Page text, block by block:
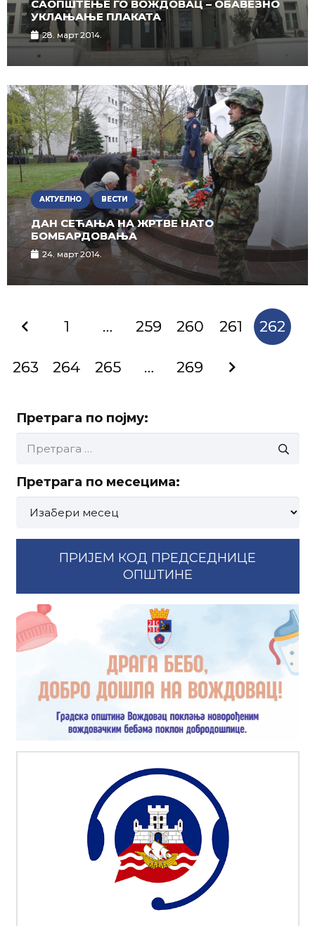
САОПШТЕЊЕ ГО ВОЖДОВАЦ – ОБАВЕЗНО
УКЛАЊАЊЕ ПЛАКАТА
28. март 2014.
АКТУЕЛНО ВЕСТИ
ДАН СЕЋАЊА НА ЖРТВЕ НАТО
БОМБАРДОВАЊА
24. март 2014.
1 … 259 260 261 262
263 264 265 … 269
Претрага по појму:
за:
Претрага по месецима:
месецима:
ПРИЈЕМ КОД ПРЕДСЕДНИЦЕ
ОПШТИНЕ